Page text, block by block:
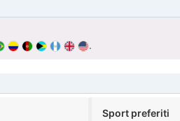
.
Sport preferiti